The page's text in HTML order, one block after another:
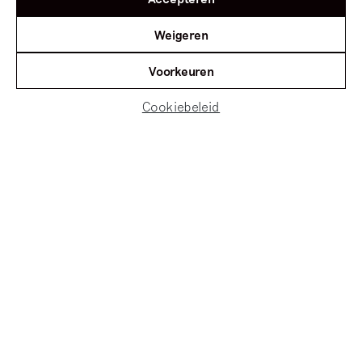
Weigeren
Voorkeuren
Cookiebeleid
aflevering 231 van het meest
recente seizoen – een aflevering
uit het rijke archief vanKunst is
Lang.